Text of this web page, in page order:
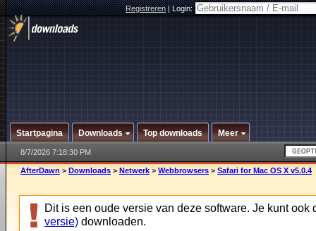
Registreren|Login:
Startpagina Downloads Top downloads Meer
8/7/2026 7:18:30 PM
AfterDawn > Downloads > Netwerk > Webbrowsers > Safari for Mac OS X v5.0.4
Dit is een oude versie van deze software. Je kunt ook
versie) downloaden.